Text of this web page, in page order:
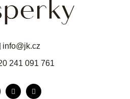
info@jk.cz
241 091 761